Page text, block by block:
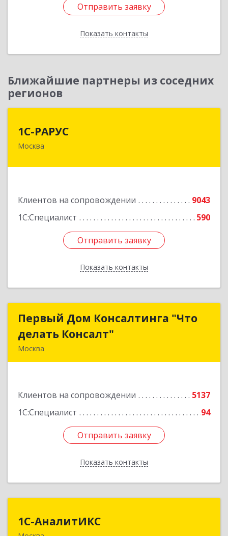
Отправить заявку
Показать контакты
Отправить заявку
Назад
Ближайшие партнеры из соседних
регионов
1С-РАРУС
Москва
Клиентов на сопровождении
9043
1С:Специалист
590
Отправить заявку
Показать контакты
127434, Москва г, Дмитровское ш, дом № 9Б
Отправить заявку
Назад
Первый Дом Консалтинга "Что
делать Консалт"
Москва
Клиентов на сопровождении
5137
1С:Специалист
94
Отправить заявку
Показать контакты
Первый Дом Консалтинга "Что
Отправить заявку
Назад
1С-АналитИКС